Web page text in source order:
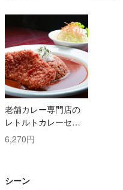
老舗カレー専門店の
レトルトカレーセッ
ト
6,270円
シーン